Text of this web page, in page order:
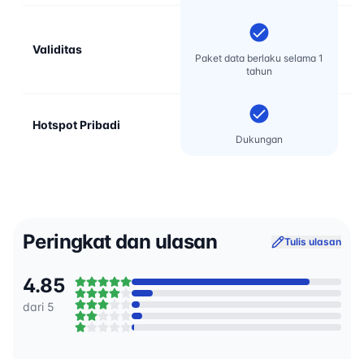
Validitas
Paket data berlaku selama 1
tahun
Hotspot Pribadi
Dukungan
Peringkat dan ulasan Tulis ulasan
4.85
dari 5